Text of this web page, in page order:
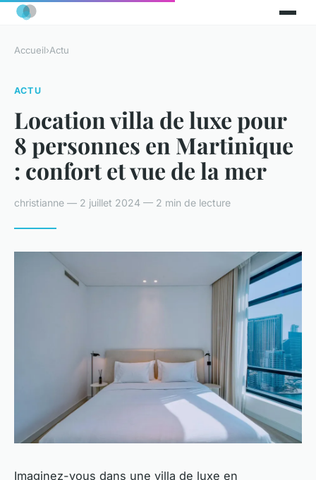
Accueil›Actu
ACTU
Location villa de luxe pour
8 personnes en Martinique
: confort et vue de la mer
christianne — 2 juillet 2024 — 2 min de lecture
Imaginez-vous dans une villa de luxe en